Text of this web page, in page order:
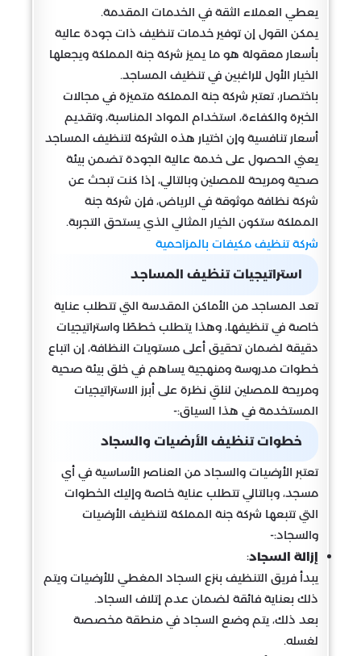
يعطي العملاء الثقة في الخدمات المقدمة.
يمكن القول إن توفير خدمات تنظيف ذات جودة عالية
بأسعار معقولة هو ما يميز شركة جنة المملكة ويجعلها
الخيار الأول للراغبين في تنظيف المساجد.
باختصار، تعتبر شركة جنة المملكة متميزة في مجالات
الخبرة والكفاءة، استخدام المواد المناسبة، وتقديم
أسعار تنافسية وإن اختيار هذه الشركة لتنظيف المساجد
يعني الحصول على خدمة عالية الجودة تضمن بيئة
صحية ومريحة للمصلين وبالتالي، إذا كنت تبحث عن
شركة نظافة موثوقة في الرياض، فإن شركة جنة
المملكة ستكون الخيار المثالي الذي يستحق التجربة.
شركة تنظيف مكيفات بالمزاحمية
استراتيجيات تنظيف المساجد
تعد المساجد من الأماكن المقدسة التي تتطلب عناية
خاصة في تنظيفها، وهذا يتطلب خططًا واستراتيجيات
دقيقة لضمان تحقيق أعلى مستويات النظافة، إن اتباع
خطوات مدروسة ومنهجية يساهم في خلق بيئة صحية
ومريحة للمصلين لنلقِ نظرة على أبرز الاستراتيجيات
المستخدمة في هذا السياق:-
خطوات تنظيف الأرضيات والسجاد
تعتبر الأرضيات والسجاد من العناصر الأساسية في أي
مسجد، وبالتالي تتطلب عناية خاصة وإليك الخطوات
التي تتبعها شركة جنة المملكة لتنظيف الأرضيات
والسجاد:-
إزالة السجاد:
يبدأ فريق التنظيف بنزع السجاد المغطي للأرضيات ويتم
ذلك بعناية فائقة لضمان عدم إتلاف السجاد.
بعد ذلك، يتم وضع السجاد في منطقة مخصصة
لغسله.